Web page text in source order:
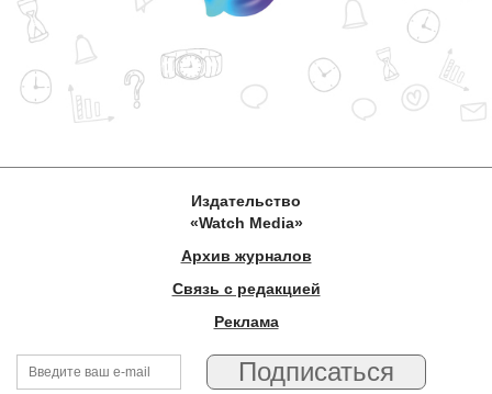
Издательство
«Watch Media»
Архив журналов
Связь с редакцией
Реклама